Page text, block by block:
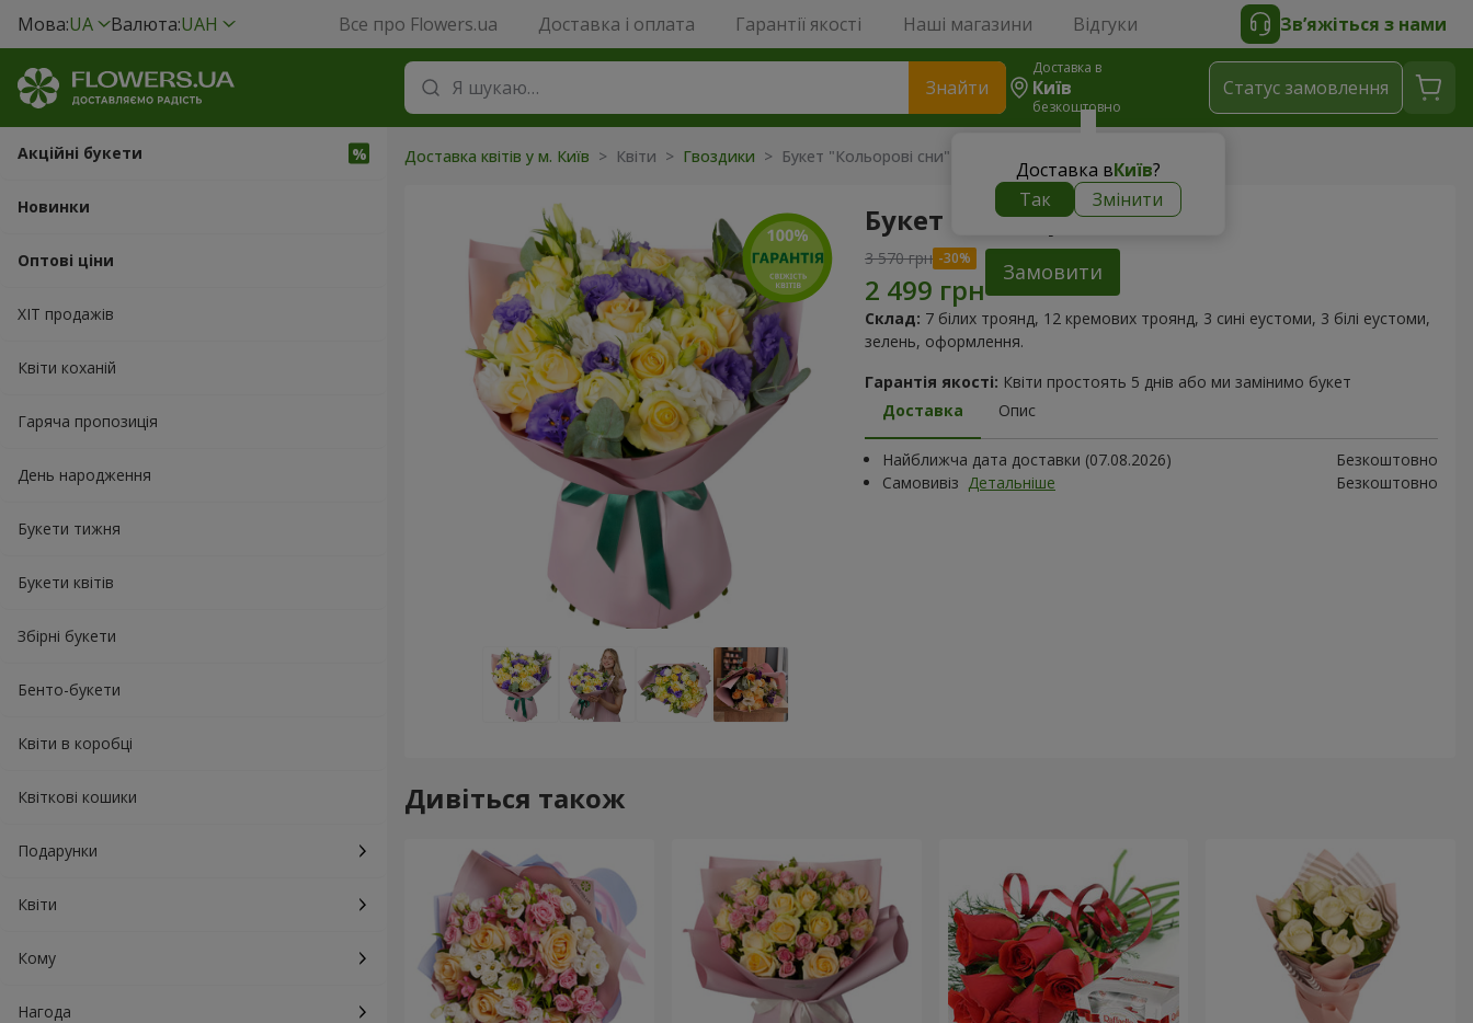
Мова:UA Валюта:UAH Все про Flowers.ua Доставка і оплата Гарантії якості Наші магазини Відгуки Зв’яжіться з нами
Знайти
Доставка в
Київ
безкоштовно
Доставка вКиїв?
Так
Змінити
Статус замовлення
Акційні букети
Новинки
Оптові ціни
ХІТ продажів
Квіти коханій
Гаряча пропозиція
День народження
Букети тижня
Букети квітів
Збірні букети
Бенто-букети
Квіти в коробці
Квіткові кошики
Подарунки
Квіти
Кому
Нагода
Доставка квітів у м. Київ > Квіти > Гвоздики > Букет "Кольорові сни"
Букет "Кольорові сни"
3 570 грн
Замовити
Склад: 7 білих троянд, 12 кремових троянд, 3 сині еустоми, 3 білі еустоми,
зелень, оформлення.
Гарантія якості: Квіти простоять 5 днів або ми замінимо букет
Доставка
Опис
Найближча дата доставки (07.08.2026)
Безкоштовно
Самовивіз Детальніше Безкоштовно
Дивіться також